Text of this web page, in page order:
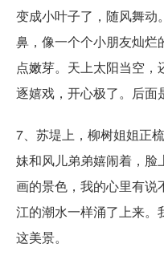
变成小叶子了，随风舞动
鼻，像一个个小朋友灿烂
点嫩芽。天上太阳当空
逐嬉戏，开心极了。后面
7、苏堤上，柳树姐姐正
妹和风儿弟弟嬉闹着，脸
画的景色，我的心里有说
江的潮水一样涌了上来。
这美景。